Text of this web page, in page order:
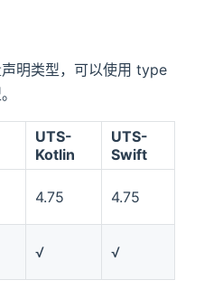
明类型，可以使用 type
UTS-
Kotlin
UTS-
Swift
4.75 4.75
√ √